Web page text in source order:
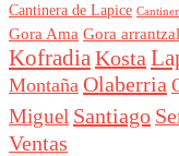
Cantinera de Lapice
Gora Ama Gora
Kofradia Kosta
Montaña Olaberria
Miguel Santiago
Ventas